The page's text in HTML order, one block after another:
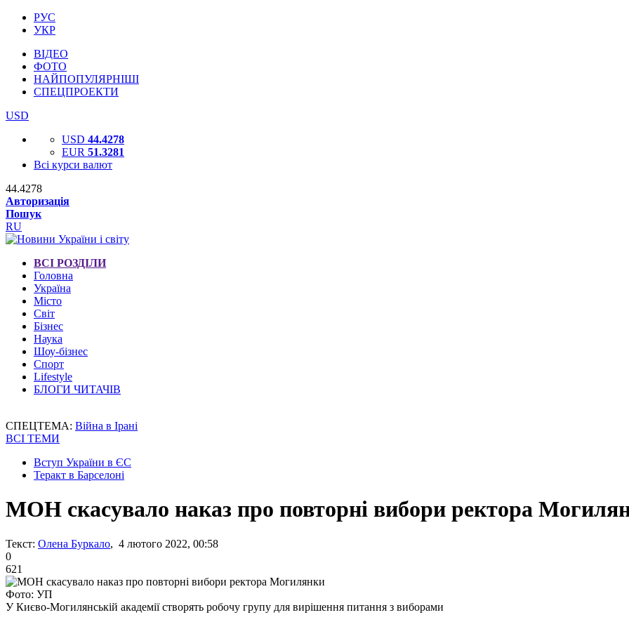
РУС
УКР
ВІДЕО
ФОТО
НАЙПОПУЛЯРНІШІ
СПЕЦПРОЕКТИ
USD
USD 44.4278
EUR 51.3281
Всі курси валют
44.4278
Авторизація
Пошук
RU
ВСІ РОЗДІЛИ
Головна
Україна
Місто
Світ
Бізнес
Наука
Шоу-бізнес
Спорт
Lifestyle
БЛОГИ ЧИТАЧІВ
СПЕЦТЕМА: Війна в Ірані
ВСІ ТЕМИ
Вступ України в ЄС
Теракт в Барселоні
МОН скасувало наказ про повторні вибори ректора
Текст: Олена Буркало, 4 лютого 2022, 00:58
0
621
Фото: УП
У Києво-Могилянській академії створять робочу групу для вирішення питання з виборами